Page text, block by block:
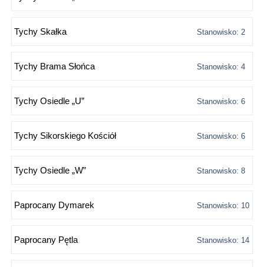
Tychy Skałka Stanowisko: 2
Tychy Brama Słońca Stanowisko: 4
Tychy Osiedle „U” Stanowisko: 6
Tychy Sikorskiego Kościół Stanowisko: 6
Tychy Osiedle „W” Stanowisko: 8
Paprocany Dymarek Stanowisko: 10
Paprocany Pętla Stanowisko: 14